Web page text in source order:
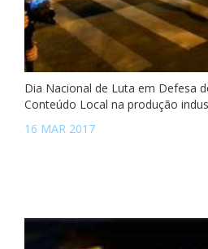
Dia Nacional de Luta em Defesa
Conteúdo Local na produção
16 MAR 2017